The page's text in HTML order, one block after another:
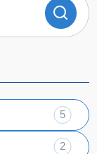
5
2